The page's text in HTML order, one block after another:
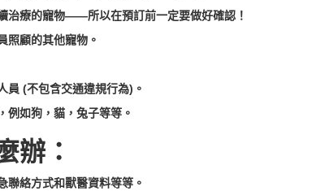
治療的寵物——所以在預訂前一定要做好確認！
照顧的其他寵物。
員 (不包含交通違規行為)。
例如狗，貓，兔子等等。
辦：
聯絡方式和獸醫資料等等。